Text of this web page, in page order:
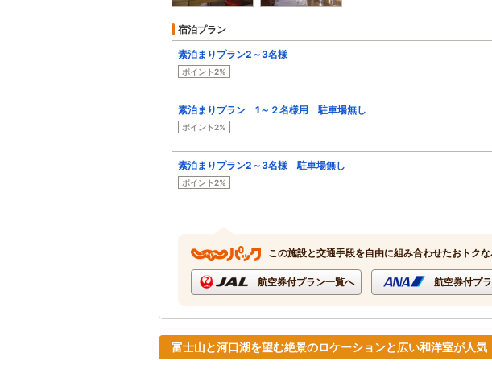
宿泊プラン
素泊まりプラン2～3名様
ポイント2%
素泊まりプラン 1～２名様用 駐車場無し
ポイント2%
素泊まりプラン2～3名様 駐車場無し
ポイント2%
この施設と交通手段を自由に組み合わせたおトク
航空券付プラン一覧へ 航空券付プ
富士山と河口湖を望む絶景のロケーションと広い和洋室が人気